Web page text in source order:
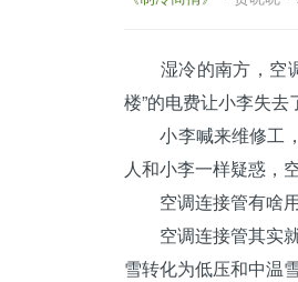
湿冷的南方 ，
楼”的电费让小李失去
小李喊来维修工，
人和小李一样疑惑，
空调连接管有啥
空调连接管其实就
雪转化为低压和中温